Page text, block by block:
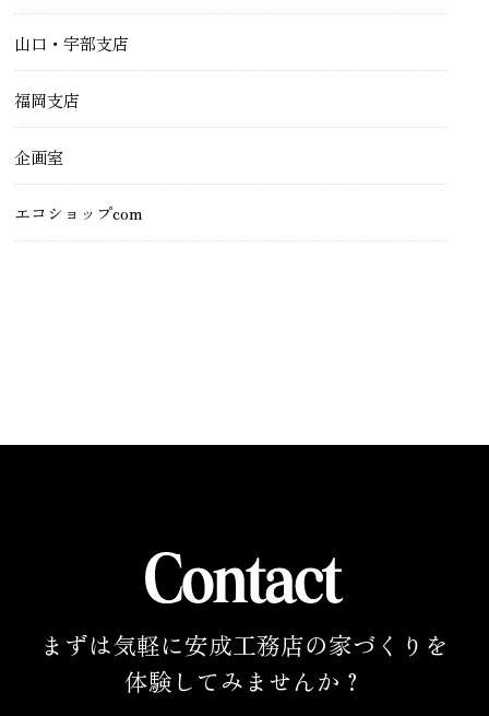
山口・宇部支店
福岡支店
企画室
エコショップcom
まずは気軽に安成工務店の家づくりを
体験してみませんか？